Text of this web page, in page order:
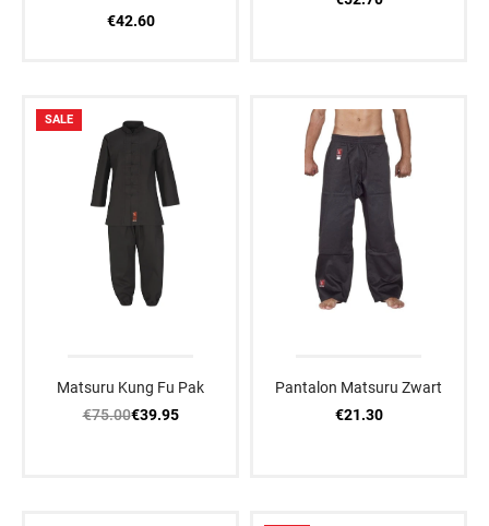
€42.60
SALE
Matsuru Kung Fu Pak
€75.00€39.95
Pantalon Matsuru Zwart
€21.30